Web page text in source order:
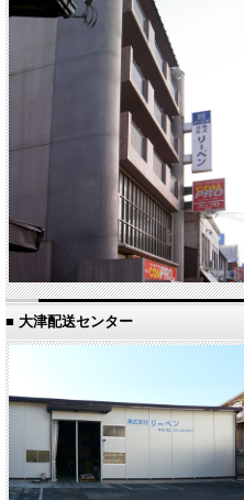
■ 大津配送センター